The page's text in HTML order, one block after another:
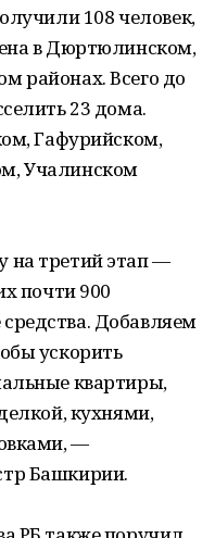
108 человек,
в Дюртюлинском,
районах. Всего до
23 дома.
Гафурийском,
Учалинском
третий этап —
почти 900
Добавляем
ускорить
квартиры,
кухнями,
—
Башкирии.